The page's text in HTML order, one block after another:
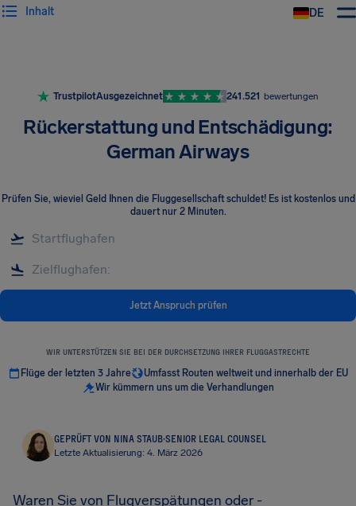
DE
Inhalt
TrustpilotAusgezeichnet 241.521 bewertungen
Rückerstattung und Entschädigung:
German Airways
Prüfen Sie, wieviel Geld Ihnen die Fluggesellschaft schuldet! Es ist kostenlos und
dauert nur 2 Minuten.
Jetzt Anspruch prüfen
WIR UNTERSTÜTZEN SIE BEI DER DURCHSETZUNG IHRER FLUGGASTRECHTE
Flüge der letzten 3 Jahre
Umfasst Routen weltweit und innerhalb der EU
Wir kümmern uns um die Verhandlungen
GEPRÜFT VON NINA STAUB·SENIOR LEGAL COUNSEL
Letzte Aktualisierung: 4. März 2026
Waren Sie von Flugverspätungen oder -